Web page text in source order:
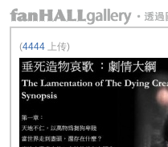
(4444 上传)